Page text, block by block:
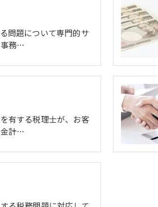
問題について専門的サ
事務…
有する税理士が、お客
計…